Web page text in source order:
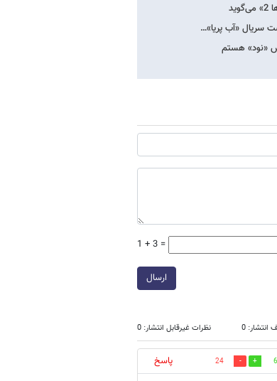
سریال «آب پریا»…
«نود» هستم
1 + 3 =
ارسال
0 نظرات غیرقابل انتشار: 0
6
24
پاسخ